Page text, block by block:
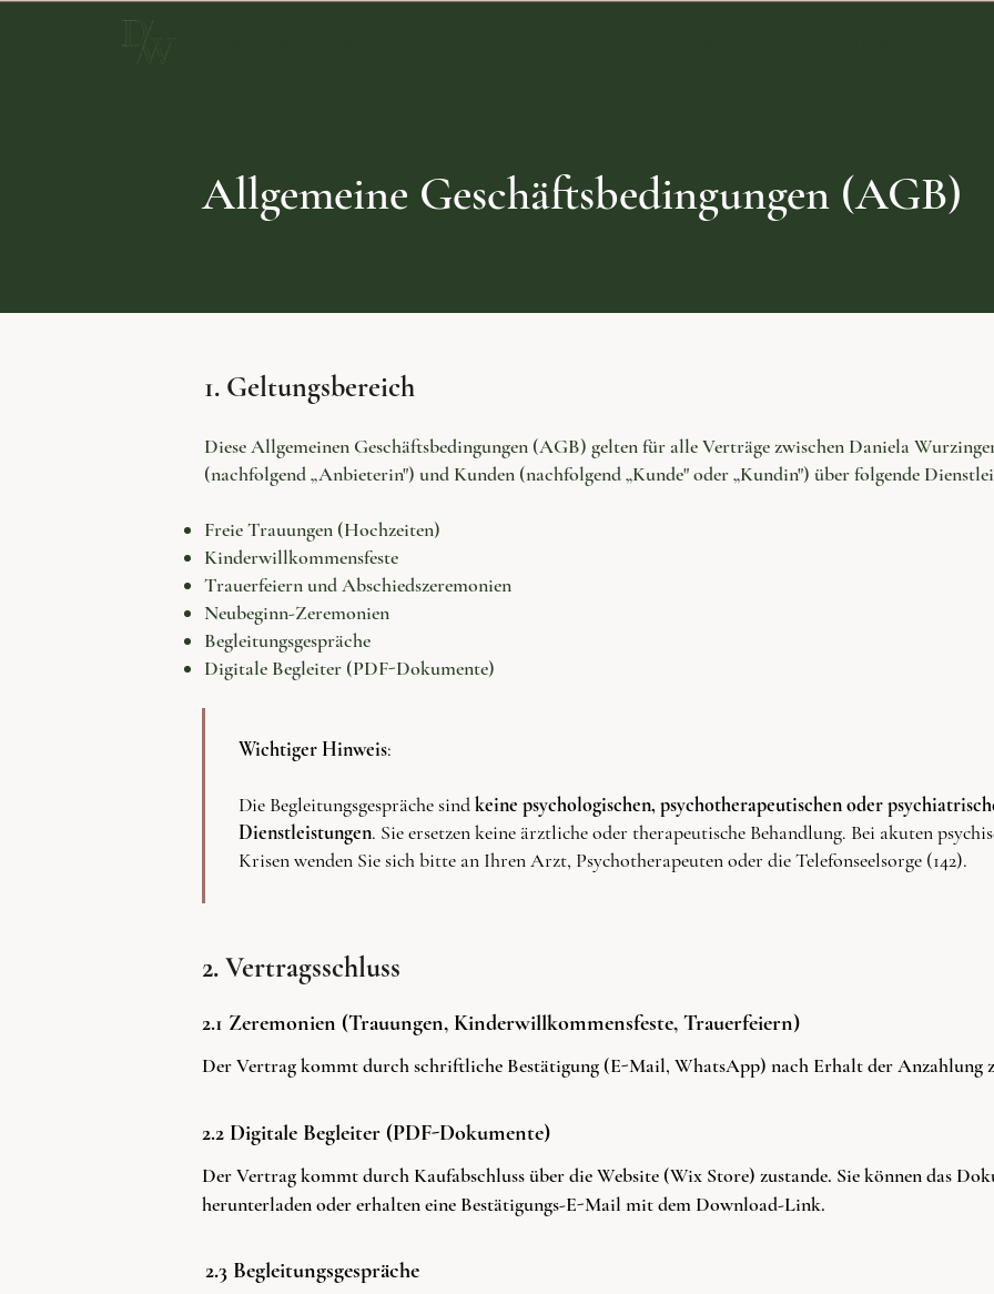
Allgemeine Geschäftsbedingungen (AGB)
1. Geltungsbereich
Diese Allgemeinen Geschäftsbedingungen (AGB) gelten für alle Verträge zwischen Daniela
(nachfolgend „Anbieterin") und Kunden (nachfolgend „Kunde" oder „Kundin") über folgende
Freie Trauungen (Hochzeiten)
Kinderwillkommensfeste
Trauerfeiern und Abschiedszeremonien
Neubeginn-Zeremonien
Begleitungsgespräche
Digitale Begleiter (PDF-Dokumente)
Wichtiger Hinweis:
Die Begleitungsgespräche sindkeine psychologischen, psychotherapeutischen oder
Dienstleistungen. Sie ersetzen keine ärztliche oder therapeutische Behandlung. Bei akuten
Krisen wenden Sie sich bitte an Ihren Arzt, Psychotherapeuten oder die Telefonseelsorge (142).
2. Vertragsschluss
2.1 Zeremonien (Trauungen, Kinderwillkommensfeste, Trauerfeiern)
Der Vertrag kommt durch schriftliche Bestätigung (E-Mail, WhatsApp) nach Erhalt der Anzahlung
2.2 Digitale Begleiter (PDF-Dokumente)
Der Vertrag kommt durch Kaufabschluss über die Website (Wix Store) zustande. Sie können das
herunterladen oder erhalten eine Bestätigungs-E-Mail mit dem Download-Link.
2.3 Begleitungsgespräche